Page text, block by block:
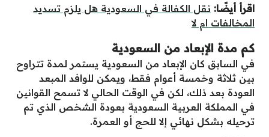
اقرأ أيضًا: نقل الكفالة في السعودية هل يلزم تسديد
المخالفات ام لا
كم مدة الإبعاد من السعودية
في السابق كان الإبعاد من السعودية يستمر لمدة تتراوح
بين ثلاثة وخمسة أعوام فقط، ويمكن للوافد المبعد
العودة بعد ذلك، لكن في الوقت الحالي لا تسمح القوانين
في المملكة العربية السعودية بعودة الشخص الذي تم
ترحيله بشكل نهائي إلا للحج أو العمرة.